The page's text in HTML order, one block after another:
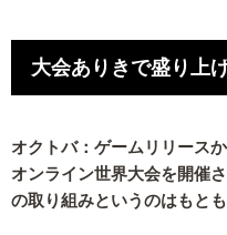
大会ありきで盛り上
オクトバ：ゲームリリース
オンライン世界大会を開催
の取り組みというのはもと